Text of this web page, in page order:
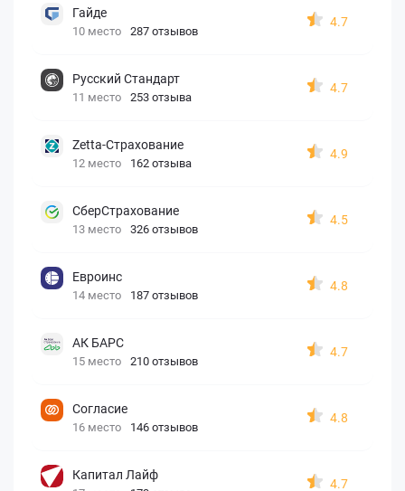
Гайде
10 место 287 отзывов
4.7
Русский Стандарт
11 место 253 отзыва
4.7
Zetta-Страхование
12 место 162 отзыва
4.9
СберСтрахование
13 место 326 отзывов
4.5
Евроинс
14 место 187 отзывов
4.8
АК БАРС
15 место 210 отзывов
4.7
Согласие
16 место 146 отзывов
4.8
Капитал Лайф
4.7